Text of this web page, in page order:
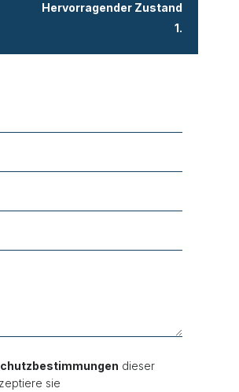
Hervorragender Zustand
1.
dieser
sie